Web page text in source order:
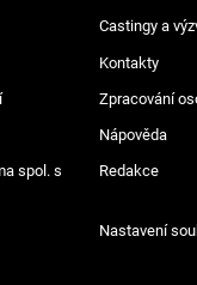
Castingy a
Kontakty
Zpracování
Nápověda
spol. s
Redakce
Nastavení